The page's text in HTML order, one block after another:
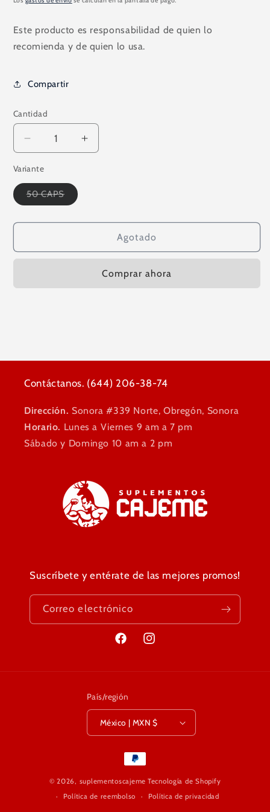
Este producto es responsabilidad de quien lo
recomienda y de quien lo usa.
Compartir
Cantidad
Reducir
cantidad
para
SUPER
OMEGA
OMEGAWORKS
CAPS
Aumentar
cantidad
OMEGAWORKS
CAPS
Variante
50 CAPSVariante
agotada
Agotado
Comprar ahora
Contáctanos. (644) 206-38-74
Dirección. Sonora #339 Norte, Obregón, Sonora
Horario. Lunes a Viernes 9 am a 7 pm
Sábado y Domingo 10 am a 2 pm
Suscríbete y entérate de las mejores promos!
Correo electrónico
FacebookInstagram
País/región
México | MXN $
Formas
de
pago
© 2026, suplementoscajeme Tecnología de Shopify
Política de reembolso
Política de privacidad